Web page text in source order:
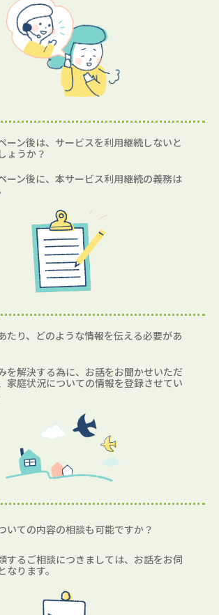
ーン後は、サービスを利用継続しないと
ょうか？
ーン後に、本サービス利用継続の義務は
たり、どのような情報を伝える必要があ
を解決する為に、お話をお聞かせいただ
家庭状況についての情報を登録させてい
いての内容の相談も可能ですか？
するご相談につきましては、お話をお伺
なります。